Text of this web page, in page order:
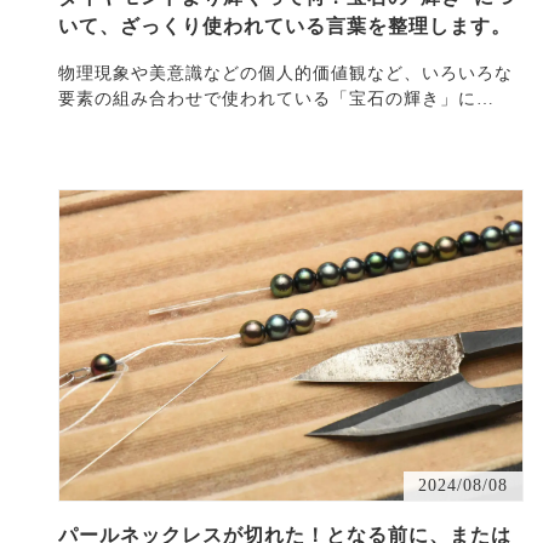
いて、ざっくり使われている言葉を整理します。
物理現象や美意識などの個人的価値観など、いろいろな
要素の組み合わせで使われている「宝石の輝き」に
2024/08/08
パールネックレスが切れた！となる前に、または